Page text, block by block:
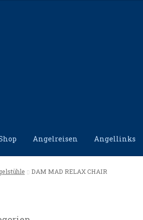
Angelreisen Angellinks
Angelreisen Angelvideos Datenschutz
DAM MAD RELAX CHAIR